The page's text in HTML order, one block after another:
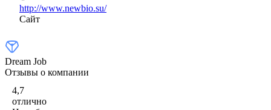
http://www.newbio.su/
Сайт
Dream Job
Отзывы о компании
4,7
отлично